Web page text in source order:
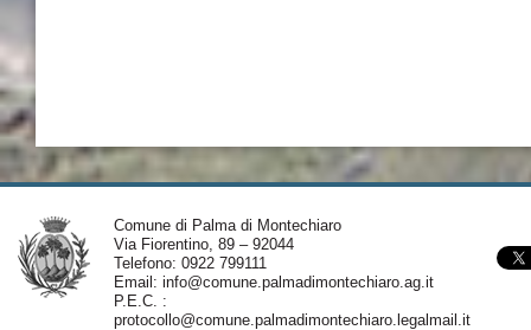
Comune di Palma di Montechiaro
Via Fiorentino, 89 – 92044
Telefono: 0922 799111
Email: info@comune.palmadimontechiaro.ag.it
P.E.C. :
protocollo@comune.palmadimontechiaro.legalmail.it